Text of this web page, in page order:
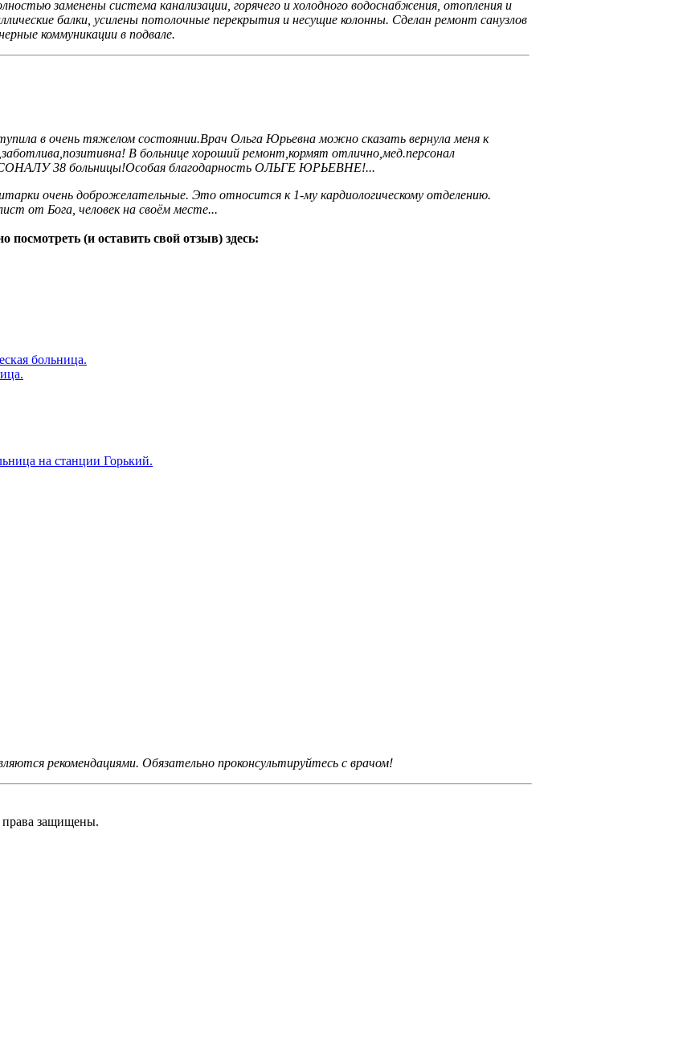
заменены система канализации, горячего и холодного водоснабжения, отопления и
балки, усилены потолочные перекрытия и несущие колонны. Сделан ремонт санузлов
коммуникации в подвале.
в очень тяжелом состоянии.Врач Ольга Юрьевна можно сказать вернула меня к
В больнице хороший ремонт,кормят отлично,мед.персонал
38 больницы!Особая благодарность ОЛЬГЕ ЮРЬЕВНЕ!...
очень доброжелательные. Это относится к 1-му кардиологическому отделению.
от Бога, человек на своём месте...
(и оставить свой отзыв) здесь:
больница.
на станции Горький.
рекомендациями. Обязательно проконсультируйтесь с врачом!
защищены.